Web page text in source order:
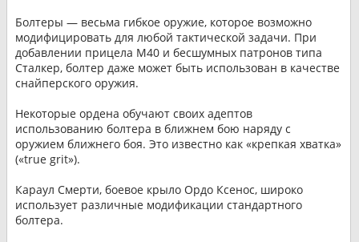
Болтеры — весьма гибкое оружие, которое возможно
модифицировать для любой тактической задачи. При
добавлении прицела M40 и бесшумных патронов типа
Сталкер, болтер даже может быть использован в качестве
снайперского оружия.
Некоторые ордена обучают своих адептов
использованию болтера в ближнем бою наряду с
оружием ближнего боя. Это известно как «крепкая хватка»
(«true grit»).
Караул Смерти, боевое крыло Ордо Ксенос, широко
использует различные модификации стандартного
болтера.